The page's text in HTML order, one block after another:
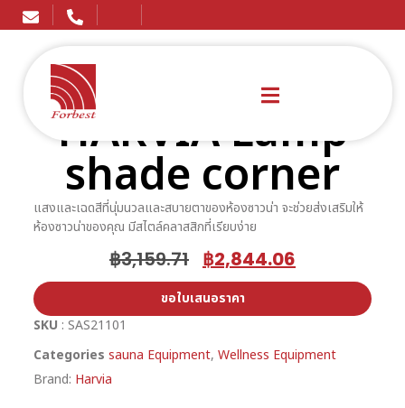
HARVIA Lamp
shade corner
แสงและเฉดสีที่นุ่มนวลและสบายตาของห้องซาวน่า จะช่วยส่งเสริมให้
ห้องซาวน่าของคุณ มีสไตล์คลาสสิกที่เรียบง่าย
฿3,159.71 ฿2,844.06
ขอใบเสนอราคา
SKU : SAS21101
Categories sauna Equipment, Wellness Equipment
Brand: Harvia